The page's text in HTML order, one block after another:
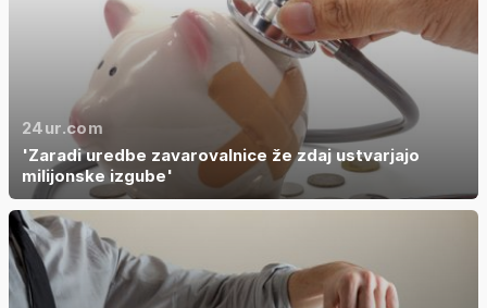
24ur.com
'Zaradi uredbe zavarovalnice že zdaj ustvarjajo
milijonske izgube'